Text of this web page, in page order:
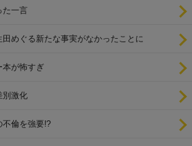
た一言
めぐる新たな事実がなかったことに
本が怖すぎ
別激化
不倫を強要!?